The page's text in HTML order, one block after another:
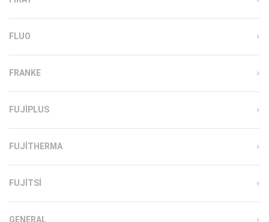
FLUO
FRANKE
FUJIPLUS
FUJITHERMA
FUJITSI
GENERAL